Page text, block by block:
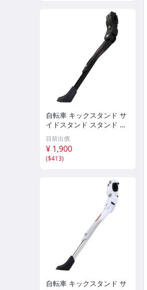
自転車 キックスタンド サ
イドスタンド スタンド マ
ウンテンバイク ロードバ
イク 長さ 調整 34cm-38c
m 軽量 片足 ブラック 伸
縮式 26インチ
目前出價
¥ 1,900
($413)
自転車 キックスタンド サ